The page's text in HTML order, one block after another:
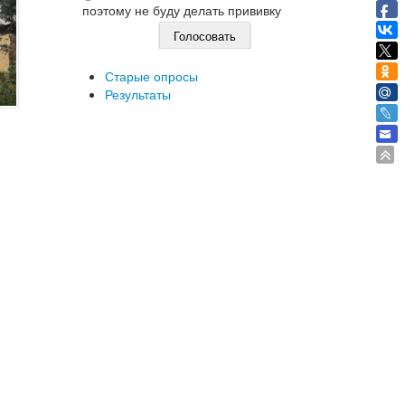
поэтому не буду делать прививку
Старые опросы
Результаты